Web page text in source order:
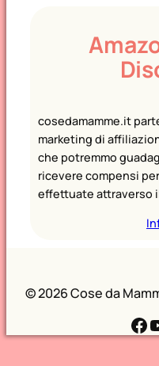
o
cosedamamme.it
marketing di
che potremmo
ricevere compensi
effettuate attraverso
©2026 Cose da
Facebook YouTube